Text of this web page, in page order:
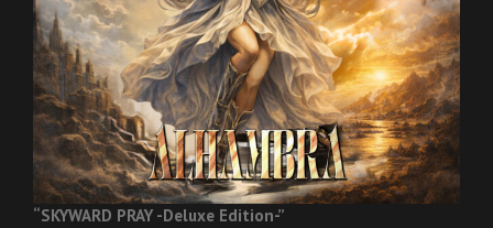
“SKYWARD PRAY -Deluxe Edition-”